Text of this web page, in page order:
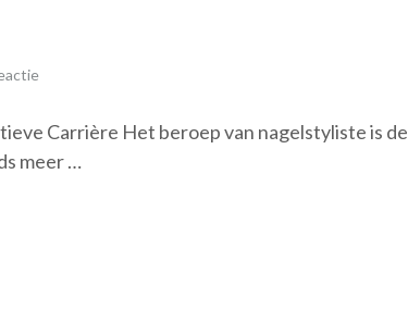
Carrière Het beroep van nagelstyliste is de
meer …